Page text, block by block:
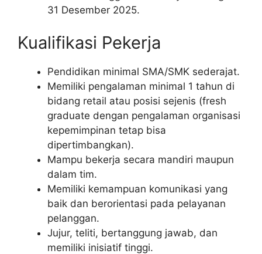
31 Desember 2025.
Kualifikasi Pekerja
Pendidikan minimal SMA/SMK sederajat.
Memiliki pengalaman minimal 1 tahun di
bidang retail atau posisi sejenis (fresh
graduate dengan pengalaman organisasi
kepemimpinan tetap bisa
dipertimbangkan).
Mampu bekerja secara mandiri maupun
dalam tim.
Memiliki kemampuan komunikasi yang
baik dan berorientasi pada pelayanan
pelanggan.
Jujur, teliti, bertanggung jawab, dan
memiliki inisiatif tinggi.